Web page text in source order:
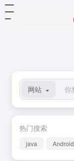
网站
热门搜索
java Android